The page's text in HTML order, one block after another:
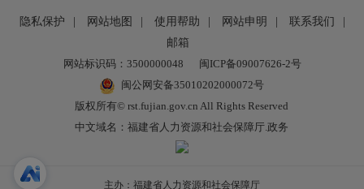
隐私保护 | 网站地图 | 使用帮助 | 网站申明 | 联系我们
|
邮箱
网站标识码：3500000048
闽ICP备09007626-2号
闽公网安备35010202000072号
版权所有© rst.fujian.gov.cn All Rights Reserved
中文域名：福建省人力资源和社会保障厅.政务
主办：福建省人力资源和社会保障厅